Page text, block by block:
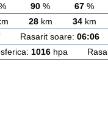
90 % 67 %
28km 34km
Rasarit soare: 06:06
1016hpa